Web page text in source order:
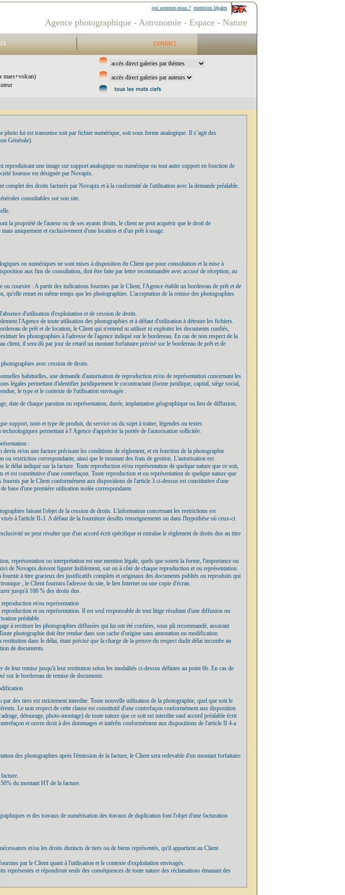
mentions légales
qui sommes-nous ?
Agence photographique - Astronomie - Espace - Nature
contact
mars+volcan)
lui est transmise soit par fichier numérique, soit sous forme analogique. Il s’agit des
Générale).
une image sur support analogique ou numérique ou tout autre support en fonction de
loueuse est désignée par Novapix.
des droits facturés par Novapix et à la conformité de l'utilisation avec la demande préalable.
consultables sur son site.
la propriété de l'auteur ou de ses ayants droits, le client ne peut acquérir que le droit de
uniquement et exclusivement d'une location et d'un prêt à usage.
ou numériques ne sont mises à disposition du Client que pour consultation et la mise à
aux fins de consultation, doit être faite par lettre recommandée avec accusé de réception, au
coursier : A partir des indications fournies par le Client, l'Agence établit un bordereau de prêt et de
remet en même temps que les photographies. L'acceptation de la remise des photographies
d'utilisation d'exploitation et de cession de droits.
l'Agence de toute utilisation des photographies et à défaut d'utilisation à détruire les fichiers.
de prêt et de location, le Client qui n'entend ni utiliser ni exploiter les documents confiés,
les photographies à l'adresse de l'agence indiqué sur le bordereau. En cas de non respect de la
client, il sera dû par jour de retard un montant forfaitaire précisé sur le bordereau de prêt et de
avec cession de droits.
habituelles, une demande d'autorisation de reproduction et/ou de représentation concernant les
légales permettant d'identifier juridiquement le cocontractant (forme juridique, capital, siège social,
le type et le contexte de l'utilisation envisagée :
date de chaque parution ou représentation, durée, implantation géographique ou lieu de diffusion,
support, nom et type de produit, du service ou du sujet à traiter, légendes ou textes
permettant à l' Agence d'apprécier la portée de l'autorisation sollicitée.
:
et/ou une facture précisant les conditions de règlement, et en fonction de la photographie
restriction correspondante, ainsi que le montant des frais de gestion. L'autorisation est
délai indiqué sur la facture. Toute reproduction et/ou représentation de quelque nature que ce soit,
est constitutive d'une contrefaçon. Toute reproduction et ou représentation de quelque nature que
par le Client conformément aux dispositions de l'article 3 ci-dessus est constitutive d'une
base d'une première utilisation isolée correspondante.
faisant l'objet de la cession de droits. L'information concernant les restrictions est
à l'article II-3. A défaut de la fourniture desdits renseignements ou dans l'hypothèse où ceux-ci
ne peut résulter que d'un accord écrit spécifique et entraîne le règlement de droits dus au titre
représentation ou interprétation est une mention légale, quels que soient la forme, l'importance ou
de Novapix doivent figurer lisiblement, sur ou à côté de chaque reproduction et ou représentation.
à titre gracieux des justificatifs complets et originaux des documents publiés ou reproduits qui
, le Client fournira l'adresse du site, le lien Internet ou une copie d'écran.
jusqu'à 100 % des droits dus.
et/ou représentation
et ou représentation. Il est seul responsable de tout litige résultant d'une diffusion ou
préalable.
à restituer les photographies diffusées qui lui ont été confiées, sous pli recommandé, assurant
photographie doit être rendue dans son cache d'origine sans annotation ou modification
dans le délai, étant précisé que la charge de la preuve du respect dudit délai incombe au
de documents.
leur remise jusqu'à leur restitution selon les modalités ci-dessus définies au point 6b. En cas de
sur le bordereau de remise de documents.
des tiers est strictement interdite. Toute nouvelle utilisation de la photographie, quel que soit le
Le non respect de cette clause est constitutif d'une contrefaçon conformément aux disposition
détourage, photo-montage) de toute nature que ce soit est interdite sauf accord préalable écrit
et ouvre droit à des dommages et intérêts conformément aux dispositions de l'article II 4-a
des photographies après l'émission de la facture, le Client sera redevable d'un montant forfaitaire
du montant HT de la facture.
et des travaux de numérisation des travaux de duplication font l'objet d'une facturation
et/ou les droits distincts de tiers ou de biens représentés, qu'il appartient au Client
par le Client quant à l'utilisation et le contexte d'exploitation envisagés.
et répondront seuls des conséquences de toute nature des réclamations émanant des